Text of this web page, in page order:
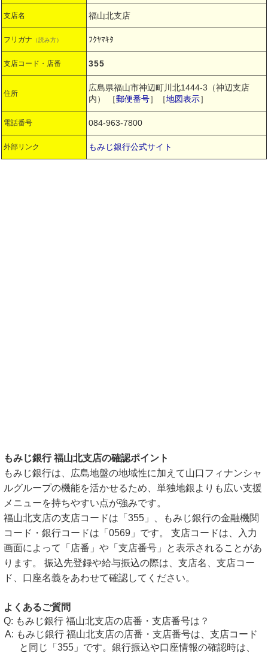
支店名 福山北支店
フリガナ （読み方） ﾌｸﾔﾏｷﾀ
支店コード・店番 355
住所
広島県福山市神辺町川北1444-3（神辺支店
内）
［郵便番号］［地図表示］
電話番号 084-963-7800
外部リンク もみじ銀行公式サイト
もみじ銀行 福山北支店の確認ポイント
もみじ銀行は、広島地盤の地域性に加えて山口フィナンシャ
ルグループの機能を活かせるため、単独地銀よりも広い支援
メニューを持ちやすい点が強みです。
福山北支店の支店コードは「355」、もみじ銀行の金融機関
コード・銀行コードは「0569」です。 支店コードは、入力
画面によって「店番」や「支店番号」と表示されることがあ
ります。 振込先登録や給与振込の際は、支店名、支店コー
ド、口座名義をあわせて確認してください。
よくあるご質問
もみじ銀行 福山北支店の店番・支店番号は？
もみじ銀行 福山北支店の店番・支店番号は、支店コード
と同じ「355」です。銀行振込や口座情報の確認時は、